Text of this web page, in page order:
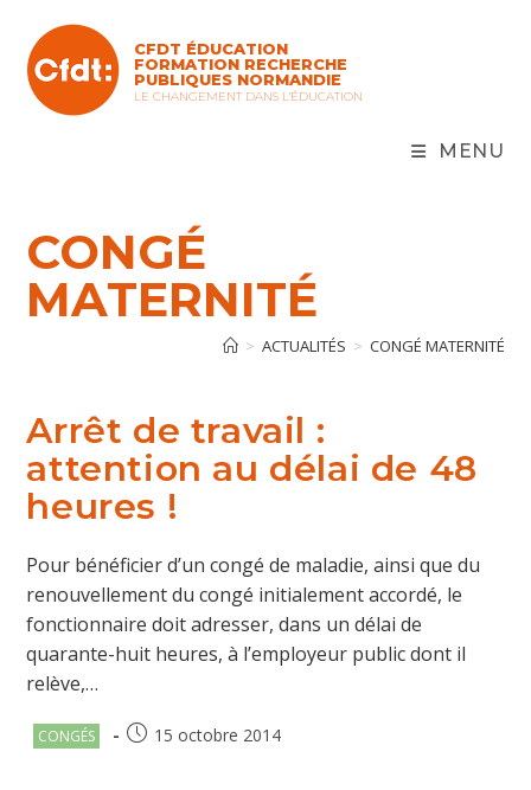
content
CFDT ÉDUCATION
FORMATION RECHERCHE
PUBLIQUES NORMANDIE
LE CHANGEMENT DANS L'ÉDUCATION
MENU
CONGÉ
MATERNITÉ
> ACTUALITÉS > CONGÉ MATERNITÉ
Arrêt de travail :
attention au délai de 48
heures !
Pour bénéficier d’un congé de maladie, ainsi que du
renouvellement du congé initialement accordé, le
fonctionnaire doit adresser, dans un délai de
quarante-huit heures, à l’employeur public dont il
relève,…
Post
CONGÉS
Publication
15 octobre 2014